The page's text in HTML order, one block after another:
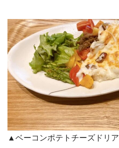
▲ベーコンポテトチーズドリア